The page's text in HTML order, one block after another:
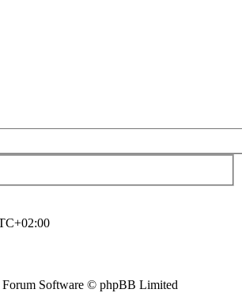
Software © phpBB Limited